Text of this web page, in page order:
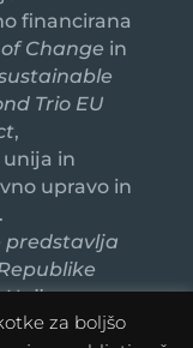
financirana
Change in
Trio EU
,
in
upravo in
predstavlja
Unije.
za boljšo